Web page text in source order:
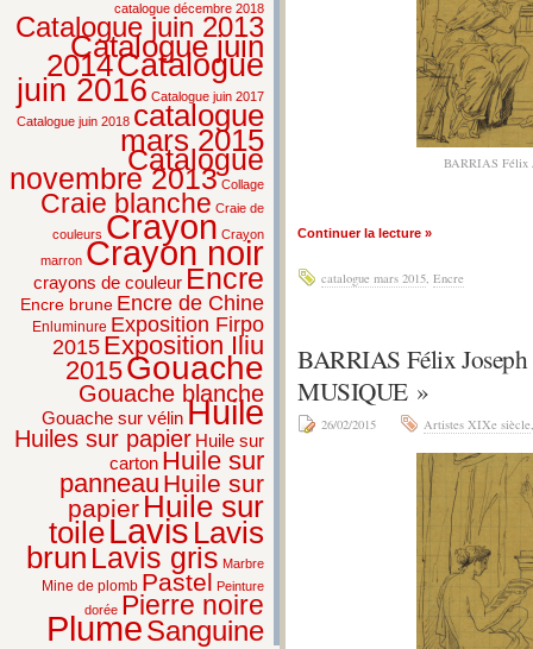
catalogue décembre 2018
Catalogue juin 2013
Catalogue juin
2014Catalogue
juin 2016 Catalogue juin 2017
Catalogue juin 2018 catalogue
mars 2015
Catalogue
novembre 2013 Collage
Craie blanche Craie de
couleurs Crayon Crayon
marron Crayon noir
crayons de couleur Encre
Encre brune Encre de Chine
Enluminure Exposition Firpo
2015 Exposition Iliu
2015Gouache
Gouache blanche
Gouache sur vélinHuile
Huiles sur papier Huile sur
carton Huile sur
panneau Huile sur
papier Huile sur
toileLavis Lavis
brun Lavis gris Marbre
Mine de plomb Pastel Peinture
dorée Pierre noire
PlumeSanguine
BARRIAS Félix
Continuer la lecture »
catalogue mars 2015, Encre
BARRIAS Félix
MUSIQUE »
26/02/2015 Artistes XIXe siècle